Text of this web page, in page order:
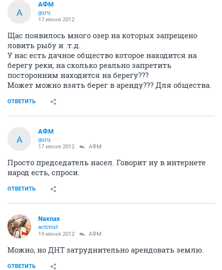
А
АФМ
guru
17 июня 2012
Щас появилось много озер на которых запрещено
ловить рыбу и .т.д.
У нас есть дачное общество которое находится на
берегу реки, на сколько реально запретить
посторонним находится на берегу???
Может можно взять берег в аренду??? Для общества.
ОТВЕТИТЬ
А
АФМ
guru
17 июня 2012 АФМ
Просто председатель насел. Говорит ну в интернете
народ есть, спроси.
ОТВЕТИТЬ
Naxnax
activist
19 июня 2012 АФМ
Можно, но ДНТ затруднительно арендовать землю.
ОТВЕТИТЬ